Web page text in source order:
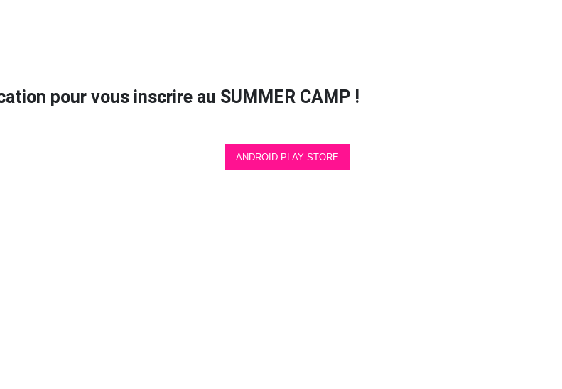
pour vous inscrire au SUMMER CAMP !
ANDROID PLAY STORE